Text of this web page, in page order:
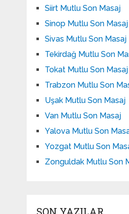
Siirt Mutlu Son Masaj
Sinop Mutlu Son Masaj
Sivas Mutlu Son Masaj
Tekirdağ Mutlu Son
Tokat Mutlu Son Masaj
Trabzon Mutlu Son
Uşak Mutlu Son Masaj
Van Mutlu Son Masaj
Yalova Mutlu Son
Yozgat Mutlu Son
Zonguldak Mutlu Son